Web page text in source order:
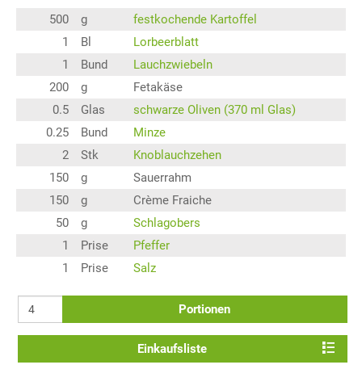
500 g
festkochende Kartoffel
1
Bl
Lorbeerblatt
1
Bund
Lauchzwiebeln
200
g
Fetakäse
0.5
Glas
schwarze Oliven (370 ml Glas)
0.25
Bund
Minze
2
Stk
Knoblauchzehen
150
g
Sauerrahm
150
g
Crème Fraiche
50
g
Schlagobers
1
Prise
Pfeffer
1
Prise Salz
Portionen
Einkaufsliste